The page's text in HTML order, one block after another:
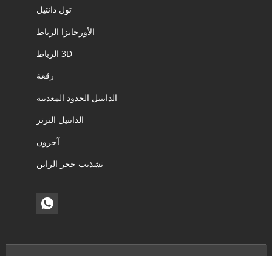
تول دانتيل
الأورجانزا الرباط
3D الرباط
رقعة
الدانتيل الحدود المعدنية
الدانتيل الترتر
آحرون
تشذيب حجر الراين